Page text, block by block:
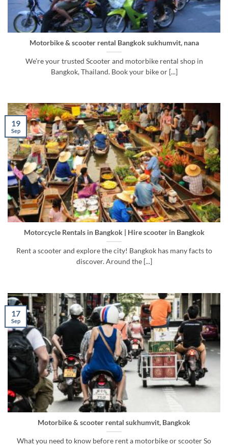
Motorbike & scooter rental Bangkok sukhumvit, nana
We’re your trusted Scooter and motorbike rental shop in
Bangkok, Thailand. Book your bike or [...]
Motorcycle Rentals in Bangkok | Hire scooter in Bangkok
Rent a scooter and explore the city! Bangkok has many facts to
discover. Around the [...]
19
Sep
Motorbike & scooter rental sukhumvit, Bangkok
What you need to know before rent a motorbike or scooter So
17
Sep